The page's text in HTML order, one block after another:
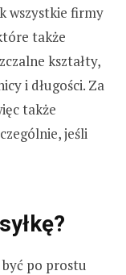
wszystkie firmy
także
kształty,
i długości. Za
także
jeśli
po prostu